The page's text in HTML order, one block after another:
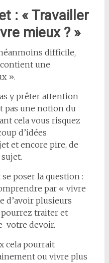
: « Travailler
mieux ? »
difficile,
une
».
y prêter attention
pas une notion du
cela vous risquez
d’idées
et encore pire, de
poser la question :
par « vivre
d’avoir plusieurs
traiter et
votre devoir.
cela pourrait
ou vivre plus